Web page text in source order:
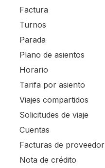
Factura
Turnos
Parada
Plano de asientos
Horario
Tarifa por asiento
Viajes compartidos
Solicitudes de viaje
Cuentas
Facturas de proveedor
Nota de crédito